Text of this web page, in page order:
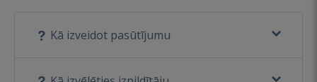
Kā izveidot pasūtījumu